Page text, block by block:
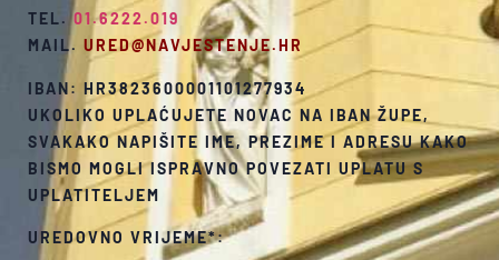
TEL.01.6222.019
MAIL. URED@NAVJESTENJE.HR
IBAN: HR3823600001101277934
UKOLIKO UPLAĆUJETE NOVAC NA IBAN ŽUPE,
SVAKAKO NAPIŠITE IME, PREZIME I ADRESU KAKO
BISMO MOGLI ISPRAVNO POVEZATI UPLATU S
UPLATITELJEM
UREDOVNO VRIJEME*: